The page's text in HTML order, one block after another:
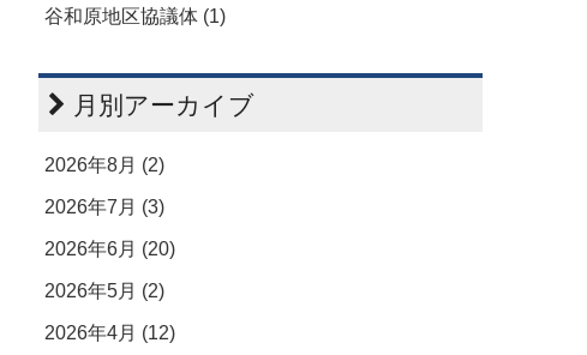
谷和原地区協議体 (1)
月別アーカイブ
2026年8月 (2)
2026年7月 (3)
2026年6月 (20)
2026年5月 (2)
2026年4月 (12)